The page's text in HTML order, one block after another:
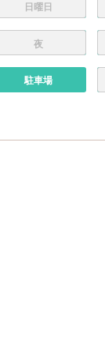
日曜日
夜
駐車場